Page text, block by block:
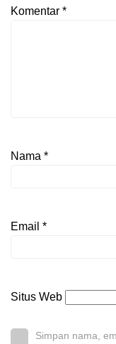
Komentar *
Nama *
Email *
Situs Web
Simpan nama,